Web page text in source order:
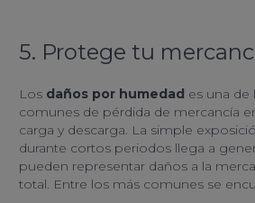
5. Protege tu
Los daños por humedad es una de
comunes de pérdida de mercancía
carga y descarga. La simple
durante cortos periodos llega a
pueden representar daños a la
total. Entre los más comunes se